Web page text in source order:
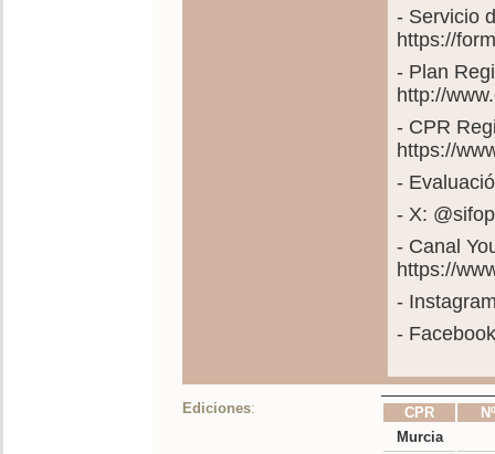
- Servicio
https://
- Plan
http://
- CPR
https://
-
- X:
- Canal
https://
-
-
Ediciones: CPR
Murcia